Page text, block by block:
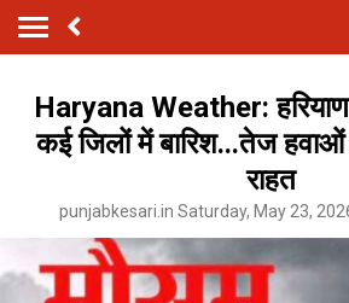
Haryana Weather:
कई जिलों में बारिश...तेज हवाओं
राहत
punjabkesari.in Saturday, May 23,